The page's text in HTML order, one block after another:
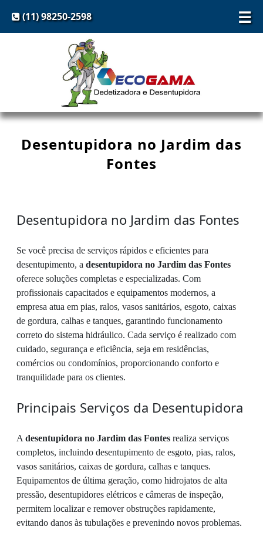
☰
(11) 98250-2598
Desentupidora no Jardim das
Fontes
Desentupidora no Jardim das Fontes
Se você precisa de serviços rápidos e eficientes para
desentupimento, a desentupidora no Jardim das Fontes
oferece soluções completas e especializadas. Com
profissionais capacitados e equipamentos modernos, a
empresa atua em pias, ralos, vasos sanitários, esgoto, caixas
de gordura, calhas e tanques, garantindo funcionamento
correto do sistema hidráulico. Cada serviço é realizado com
cuidado, segurança e eficiência, seja em residências,
comércios ou condomínios, proporcionando conforto e
tranquilidade para os clientes.
Principais Serviços da Desentupidora
A desentupidora no Jardim das Fontes realiza serviços
completos, incluindo desentupimento de esgoto, pias, ralos,
vasos sanitários, caixas de gordura, calhas e tanques.
Equipamentos de última geração, como hidrojatos de alta
pressão, desentupidores elétricos e câmeras de inspeção,
permitem localizar e remover obstruções rapidamente,
evitando danos às tubulações e prevenindo novos problemas.